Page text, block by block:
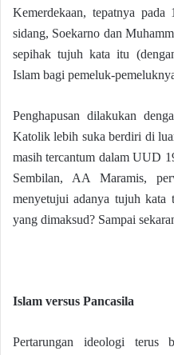
Kemerdekaan, tepatnya
sidang, Soekarno dan
sepihak tujuh kata itu
Islam bagi pemeluk-
Penghapusan dilakukan
Katolik lebih suka berdiri di
masih tercantum dalam UUD
Sembilan, AA Maramis,
menyetujui adanya tujuh kata
yang dimaksud? Sampai
Islam versus Pancasila
Pertarungan ideologi terus